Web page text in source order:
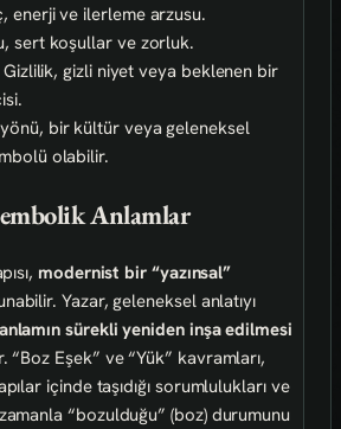
enerji ve ilerleme arzusu.
sert koşullar ve zorluk.
Gizlilik, gizli niyet veya beklenen bir
bir kültür veya geleneksel
olabilir.
Anlamlar
modernist bir “yazınsal”
Yazar, geleneksel anlatıyı
anlamın sürekli yeniden inşa edilmesi
Eşek” ve “Yük” kavramları,
içinde taşıdığı sorumlulukları ve
“bozulduğu” (boz) durumunu